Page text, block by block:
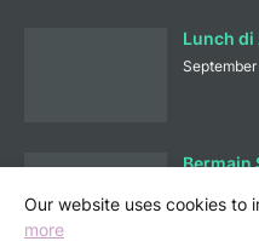
Lunch di
Bermain
September
Our website uses cookies to
more